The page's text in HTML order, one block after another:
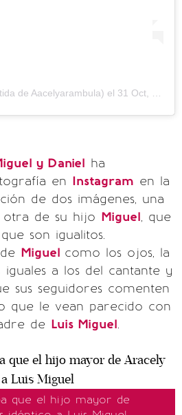
de Aacelyarambula) el 31 Oct, 2018 a las 12:46 PDT
y Daniel ha
en Instagram en la
de dos imágenes, una
de su hijo Miguel, que
son igualitos.
Miguel como los ojos, la
a los del cantante y
sus seguidores comenten
que le vean parecido con
de Luis Miguel.
que el hijo mayor de